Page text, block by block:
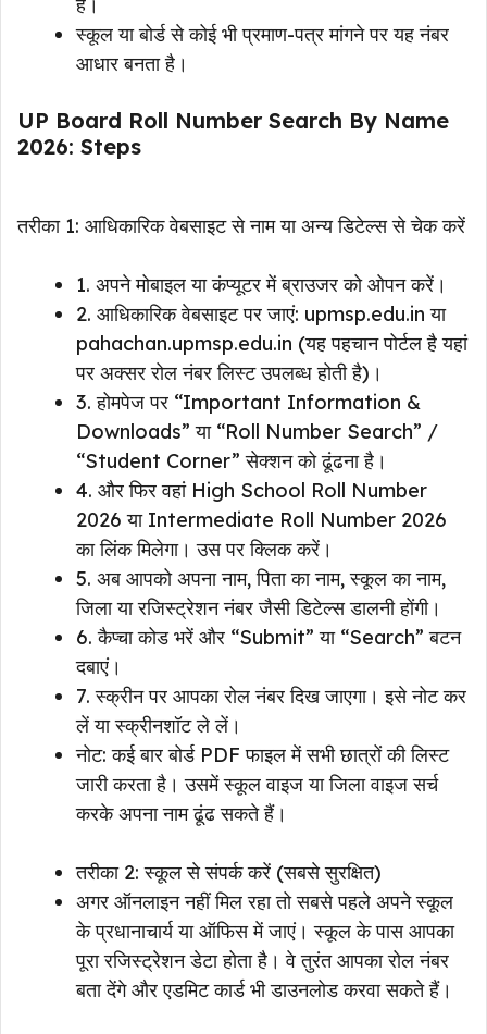
स्कूल या बोर्ड से कोई भी प्रमाण-पत्र मांगने पर यह नंबर
आधार बनता है।
UP Board Roll Number Search By Name
2026: Steps
तरीका 1: आधिकारिक वेबसाइट से नाम या अन्य डिटेल्स से चेक करें
1. अपने मोबाइल या कंप्यूटर में ब्राउजर को ओपन करें।
2. आधिकारिक वेबसाइट पर जाएं: upmsp.edu.in या
pahachan.upmsp.edu.in (यह पहचान पोर्टल है यहां
पर अक्सर रोल नंबर लिस्ट उपलब्ध होती है)।
3. होमपेज पर “Important Information &
Downloads” या “Roll Number Search” /
“Student Corner” सेक्शन को ढूंढना है।
4. और फिर वहां High School Roll Number
2026 या Intermediate Roll Number 2026
का लिंक मिलेगा। उस पर क्लिक करें।
5. अब आपको अपना नाम, पिता का नाम, स्कूल का नाम,
जिला या रजिस्ट्रेशन नंबर जैसी डिटेल्स डालनी होंगी।
6. कैप्चा कोड भरें और “Submit” या “Search” बटन
दबाएं।
7. स्क्रीन पर आपका रोल नंबर दिख जाएगा। इसे नोट कर
लें या स्क्रीनशॉट ले लें।
नोट: कई बार बोर्ड PDF फाइल में सभी छात्रों की लिस्ट
जारी करता है। उसमें स्कूल वाइज या जिला वाइज सर्च
करके अपना नाम ढूंढ सकते हैं।
तरीका 2: स्कूल से संपर्क करें (सबसे सुरक्षित)
अगर ऑनलाइन नहीं मिल रहा तो सबसे पहले अपने स्कूल
के प्रधानाचार्य या ऑफिस में जाएं। स्कूल के पास आपका
पूरा रजिस्ट्रेशन डेटा होता है। वे तुरंत आपका रोल नंबर
बता देंगे और एडमिट कार्ड भी डाउनलोड करवा सकते हैं।